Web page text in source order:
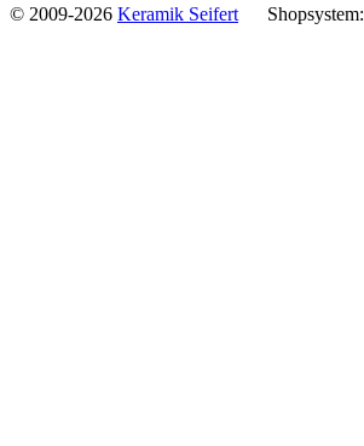
© 2009-2026 Keramik Seifert Shopsystem: